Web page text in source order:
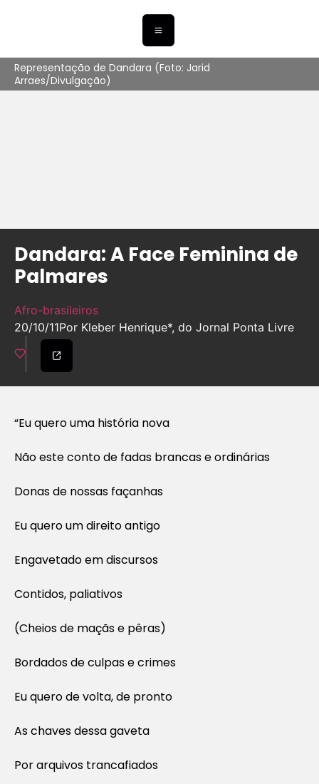
Representação de Dandara (Foto: Jarid
Arraes/Divulgação)
Dandara: A Face Feminina de
Palmares
Afro-brasileiros
20/10/11Por Kleber Henrique*, do Jornal Ponta Livre
“Eu quero uma história nova
Não este conto de fadas brancas e ordinárias
Donas de nossas façanhas
Eu quero um direito antigo
Engavetado em discursos
Contidos, paliativos
(Cheios de maçãs e pêras)
Bordados de culpas e crimes
Eu quero de volta, de pronto
As chaves dessa gaveta
Por arquivos trancafiados